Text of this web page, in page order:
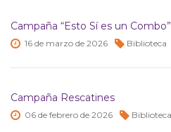
Campaña “Esto Sí es un Combo”
16 de marzo de 2026 Biblioteca
Campaña Rescatines
06 de febrero de 2026 Biblioteca